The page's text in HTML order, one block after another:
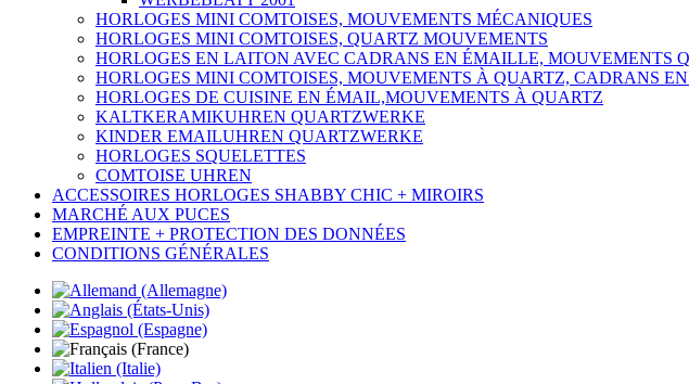
HORLOGES MINI COMTOISES, MOUVEMENTS MÉCANIQUES
HORLOGES MINI COMTOISES, QUARTZ MOUVEMENTS
HORLOGES EN LAITON AVEC CADRANS EN ÉMAILLE, MOUVEMENTS
HORLOGES MINI COMTOISES, MOUVEMENTS À QUARTZ, CADRANS
HORLOGES DE CUISINE EN ÉMAIL,MOUVEMENTS À QUARTZ
KALTKERAMIKUHREN QUARTZWERKE
KINDER EMAILUHREN QUARTZWERKE
HORLOGES SQUELETTES
COMTOISE UHREN
ACCESSOIRES HORLOGES SHABBY CHIC + MIROIRS
MARCHÉ AUX PUCES
EMPREINTE + PROTECTION DES DONNÉES
CONDITIONS GÉNÉRALES